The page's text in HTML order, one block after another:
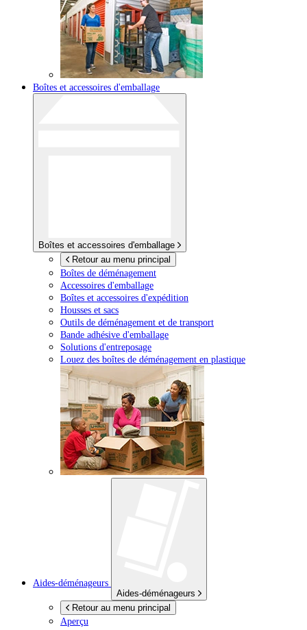
Boîtes et accessoires d'emballage
Boîtes et accessoires d'emballage
Retour au menu principal
Boîtes de déménagement
Accessoires d'emballage
Boîtes et accessoires d'expédition
Housses et sacs
Outils de déménagement et de transport
Bande adhésive d'emballage
Solutions d'entreposage
Louez des boîtes de déménagement en plastique
Aides-déménageurs
Aides-déménageurs
Retour au menu principal
Aperçu